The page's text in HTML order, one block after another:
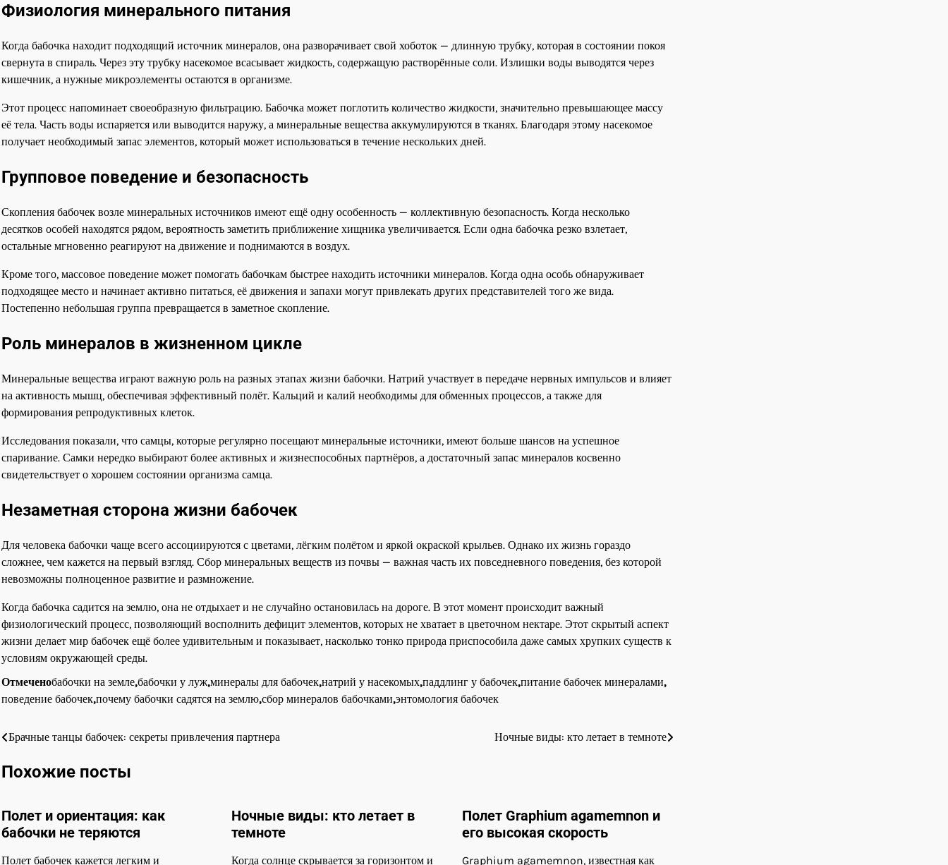
Физиология минерального питания
Когда бабочка находит подходящий источник минералов, она разворачивает свой хоботок — длинную трубку, которая в состоянии покоя
свернута в спираль. Через эту трубку насекомое всасывает жидкость, содержащую растворённые соли. Излишки воды выводятся через
кишечник, а нужные микроэлементы остаются в организме.
Этот процесс напоминает своеобразную фильтрацию. Бабочка может поглотить количество жидкости, значительно превышающее массу
её тела. Часть воды испаряется или выводится наружу, а минеральные вещества аккумулируются в тканях. Благодаря этому насекомое
получает необходимый запас элементов, который может использоваться в течение нескольких дней.
Групповое поведение и безопасность
Скопления бабочек возле минеральных источников имеют ещё одну особенность — коллективную безопасность. Когда несколько
десятков особей находятся рядом, вероятность заметить приближение хищника увеличивается. Если одна бабочка резко взлетает,
остальные мгновенно реагируют на движение и поднимаются в воздух.
Кроме того, массовое поведение может помогать бабочкам быстрее находить источники минералов. Когда одна особь обнаруживает
подходящее место и начинает активно питаться, её движения и запахи могут привлекать других представителей того же вида.
Постепенно небольшая группа превращается в заметное скопление.
Роль минералов в жизненном цикле
Минеральные вещества играют важную роль на разных этапах жизни бабочки. Натрий участвует в передаче нервных импульсов и влияет
на активность мышц, обеспечивая эффективный полёт. Кальций и калий необходимы для обменных процессов, а также для
формирования репродуктивных клеток.
Исследования показали, что самцы, которые регулярно посещают минеральные источники, имеют больше шансов на успешное
спаривание. Самки нередко выбирают более активных и жизнеспособных партнёров, а достаточный запас минералов косвенно
свидетельствует о хорошем состоянии организма самца.
Незаметная сторона жизни бабочек
Для человека бабочки чаще всего ассоциируются с цветами, лёгким полётом и яркой окраской крыльев. Однако их жизнь гораздо
сложнее, чем кажется на первый взгляд. Сбор минеральных веществ из почвы — важная часть их повседневного поведения, без которой
невозможны полноценное развитие и размножение.
Когда бабочка садится на землю, она не отдыхает и не случайно остановилась на дороге. В этот момент происходит важный
физиологический процесс, позволяющий восполнить дефицит элементов, которых не хватает в цветочном нектаре. Этот скрытый аспект
жизни делает мир бабочек ещё более удивительным и показывает, насколько тонко природа приспособила даже самых хрупких существ к
условиям окружающей среды.
Отмеченобабочки на земле,бабочки у луж,минералы для бабочек,натрий у насекомых,паддлинг у бабочек,питание бабочек минералами,
поведение бабочек,почему бабочки садятся на землю,сбор минералов бабочками,энтомология бабочек
Навигация
по
Брачные танцы бабочек: секреты привлечения партнера Ночные виды: кто летает в темноте
Похожие посты
Полет и ориентация: как
бабочки не теряются
Полет бабочек кажется легким и
Ночные виды: кто летает в
темноте
Когда солнце скрывается за горизонтом и
Полет Graphium agamemnon и
его высокая скорость
Graphium agamemnon, известная как